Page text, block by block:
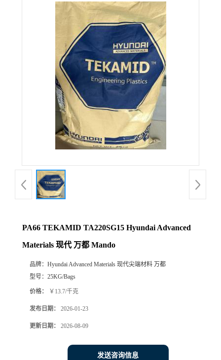
PA66 TEKAMID TA220SG15 Hyundai Advanced
Materials 现代 万都 Mando
品牌： Hyundai Advanced Materials 现代尖端材料 万都
型号： 25KG/Bags
价格： ￥13.7/千克
发布日期： 2026-01-23
更新日期： 2026-08-09
发送咨询信息